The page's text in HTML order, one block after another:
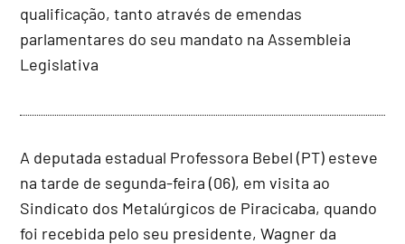
qualificação, tanto através de emendas
parlamentares do seu mandato na Assembleia
Legislativa
A deputada estadual Professora Bebel (PT) esteve
na tarde de segunda-feira (06), em visita ao
Sindicato dos Metalúrgicos de Piracicaba, quando
foi recebida pelo seu presidente, Wagner da